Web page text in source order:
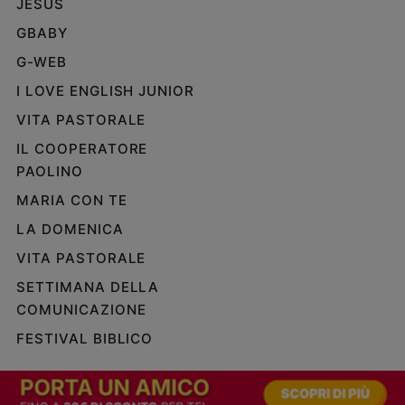
giovani
Adolescenza
Foto
Video
Privacy
JESUS
GBABY
G-WEB
I LOVE ENGLISH JUNIOR
VITA PASTORALE
IL COOPERATORE
PAOLINO
MARIA CON TE
LA DOMENICA
VITA PASTORALE
SETTIMANA DELLA
COMUNICAZIONE
FESTIVAL BIBLICO